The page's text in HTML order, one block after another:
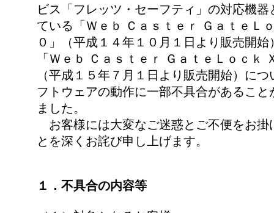
ビス「フレッツ・セーフティ」の対応機器
ている「Ｗｅｂ Ｃａｓｔｅｒ ＧａｔｅＬ
０」（平成１４年１０月１日より販売開始
「Ｗｅｂ Ｃａｓｔｅｒ ＧａｔｅＬｏｃｋ
（平成１５年７月１日より販売開始）に
フトウェアの動作に一部不具合があること
ました。
お客様には大変なご迷惑とご不便をお掛
とを深くお詫び申し上げます。
１．不具合の内容等